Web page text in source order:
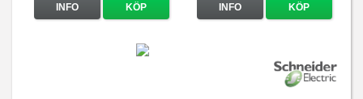
INFO KÖP INFO KÖP